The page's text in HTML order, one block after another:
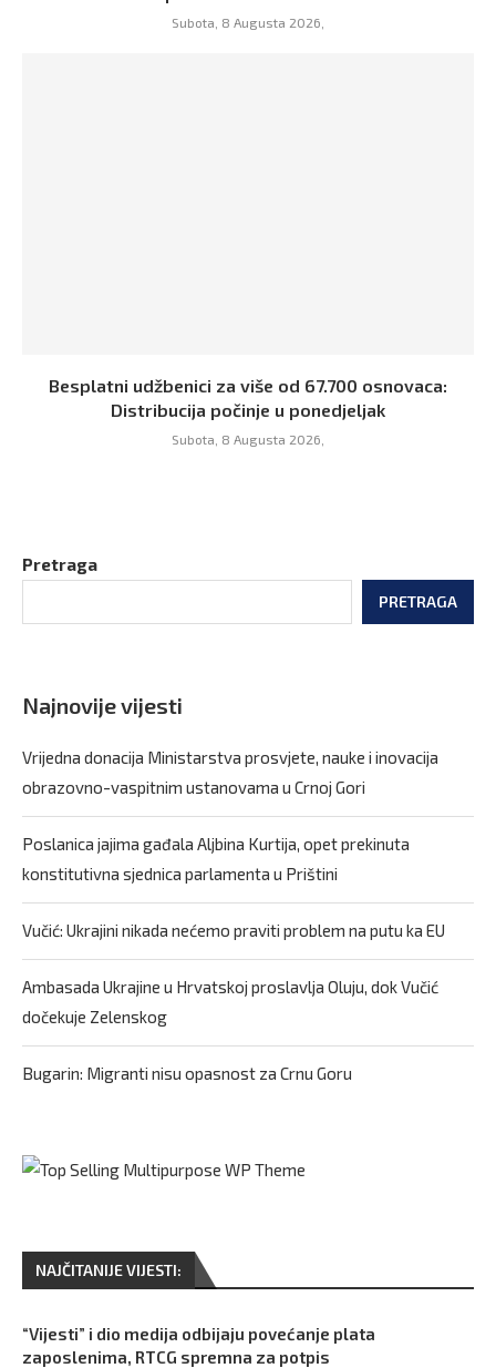
Subota, 8 Augusta 2026,
Besplatni udžbenici za više od 67.700 osnovaca:
Distribucija počinje u ponedjeljak
Subota, 8 Augusta 2026,
Pretraga
PRETRAGA
Najnovije vijesti
Vrijedna donacija Ministarstva prosvjete, nauke i inovacija
obrazovno-vaspitnim ustanovama u Crnoj Gori
Poslanica jajima gađala Aljbina Kurtija, opet prekinuta
konstitutivna sjednica parlamenta u Prištini
Vučić: Ukrajini nikada nećemo praviti problem na putu ka EU
Ambasada Ukrajine u Hrvatskoj proslavlja Oluju, dok Vučić
dočekuje Zelenskog
Bugarin: Migranti nisu opasnost za Crnu Goru
NAJČITANIJE VIJESTI:
“Vijesti” i dio medija odbijaju povećanje plata
zaposlenima, RTCG spremna za potpis